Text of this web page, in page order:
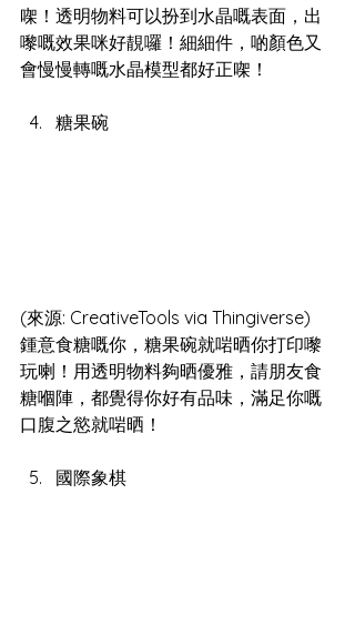
㗎！透明物料可以扮到水晶嘅表面，出
嚟嘅效果咪好靚囉！細細件，啲顏色又
會慢慢轉嘅水晶模型都好正㗎！
糖果碗
(來源: CreativeTools via Thingiverse)
鍾意食糖嘅你，糖果碗就啱晒你打印嚟
玩喇！用透明物料夠晒優雅，請朋友食
糖嗰陣，都覺得你好有品味，滿足你嘅
口腹之慾就啱晒！
國際象棋